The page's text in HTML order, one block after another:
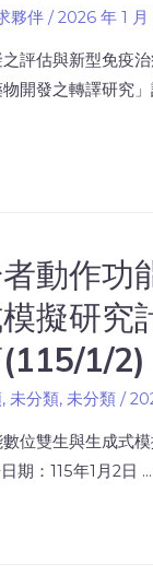
夥伴 /2026 年 1 月
評估與新型免疫
開發之轉譯研究
動作功
擬研究
1/2)
, 未分類, 未分類 /
位雙生與生成式
期：115年1月2日 …